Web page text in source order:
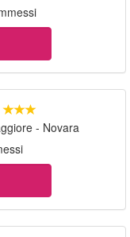
- Novara